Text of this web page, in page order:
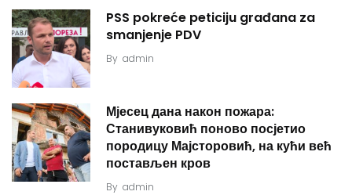
PSS pokreće peticiju građana za
smanjenje PDV
By admin
Мјесец дана након пожара:
Станивуковић поново посјетио
породицу Мајсторовић, на кући већ
постављен кров
By admin